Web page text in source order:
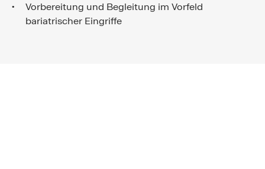
Vorbereitung und Begleitung im Vorfeld
bariatrischer Eingriffe